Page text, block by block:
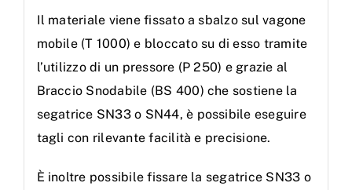
Il materiale viene fissato a sbalzo sul vagone
mobile (T 1000) e bloccato su di esso tramite
l’utilizzo di un pressore (P 250) e grazie al
Braccio Snodabile (BS 400) che sostiene la
segatrice SN33 o SN44, è possibile eseguire
tagli con rilevante facilità e precisione.
È inoltre possibile fissare la segatrice SN33 o